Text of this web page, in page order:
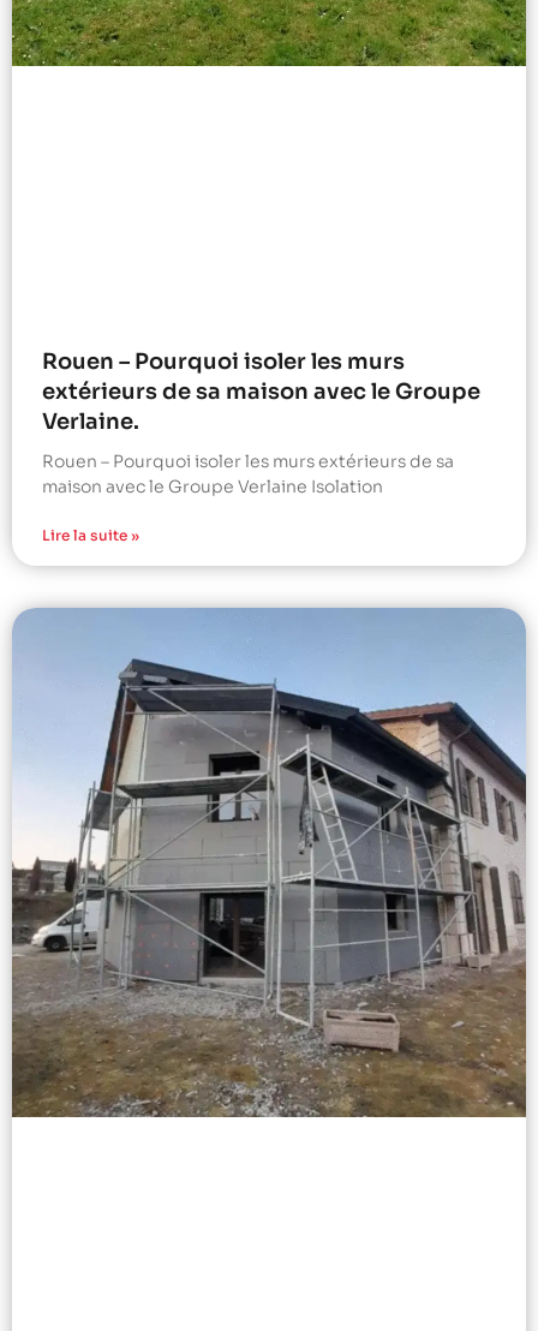
Rouen – Pourquoi isoler les murs
extérieurs de sa maison avec le Groupe
Verlaine.
Rouen – Pourquoi isoler les murs extérieurs de sa
maison avec le Groupe Verlaine Isolation
Lire la suite »